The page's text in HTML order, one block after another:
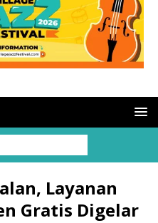
Layanan
Gratis Digelar